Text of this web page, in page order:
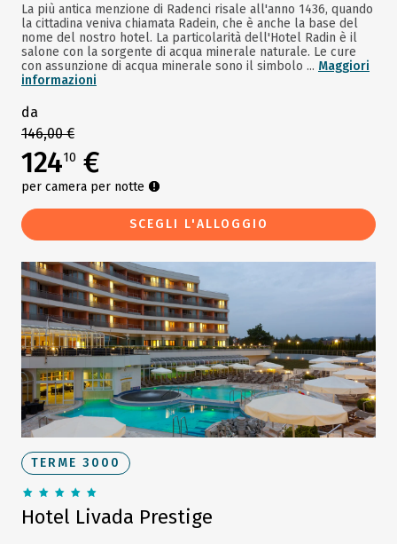
La più antica menzione di Radenci risale all'anno 1436, quando
la cittadina veniva chiamata Radein, che è anche la base del
nome del nostro hotel. La particolarità dell'Hotel Radin è il
salone con la sorgente di acqua minerale naturale. Le cure
con assunzione di acqua minerale sono il simbolo ... Maggiori
informazioni
da
146,00 €
12410 €
per camera per notte
SCEGLI L'ALLOGGIO
TERME 3000
Hotel Livada Prestige